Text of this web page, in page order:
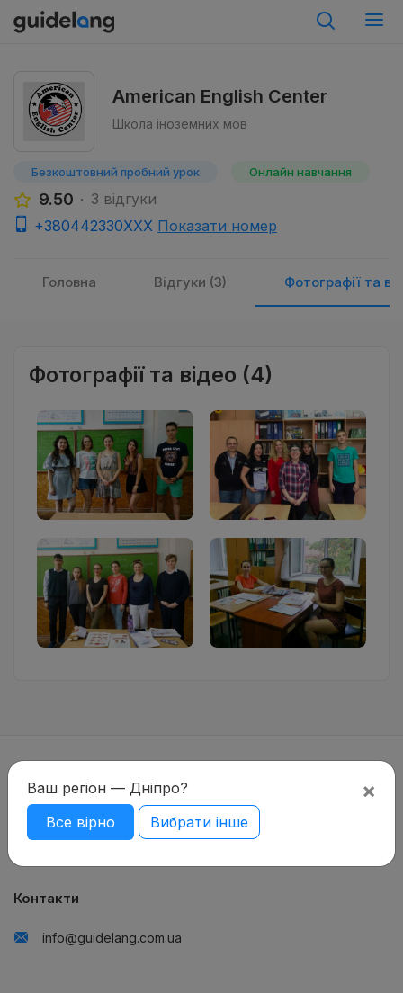
American English Center
Школа іноземних мов
Безкоштовний пробний урок Онлайн навчання
9.50
3 відгуки
+380442330XXX Показати номер
Головна Відгуки (3) Фотографії та
Фотографії та відео (4)
guidelang.com.ua – онлайн-каталог курсів іноземних мов
Контакти
info@guidelang.com.ua
×
Ваш регіон — Дніпро?
Все вірно
Вибрати інше